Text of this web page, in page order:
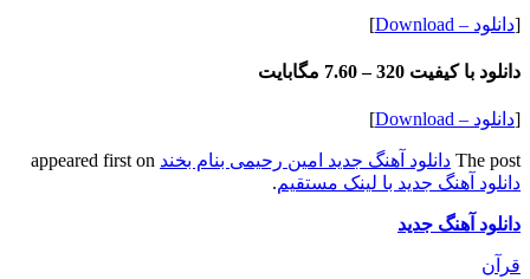
[دانلود – Download ]
دانلود با کیفیت 320 – 7.60 مگابایت
[دانلود – Download ]
The post دانلود آهنگ جدید امین رحیمی بنام بخند
دانلود آهنگ جدید با لینک مستقیم.
دانلود آهنگ جدید
قرآن